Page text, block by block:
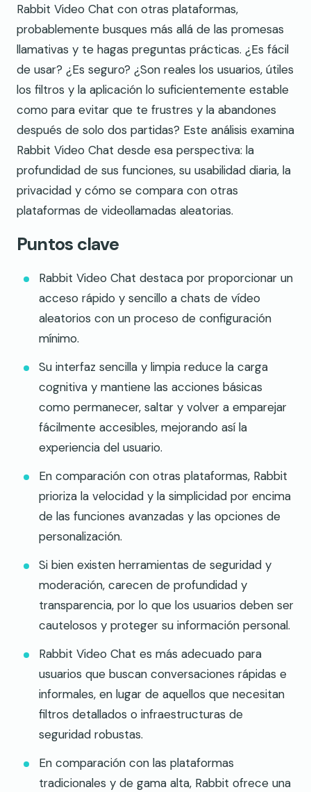
Rabbit Video Chat con otras plataformas,
probablemente busques más allá de las promesas
llamativas y te hagas preguntas prácticas. ¿Es fácil
de usar? ¿Es seguro? ¿Son reales los usuarios, útiles
los filtros y la aplicación lo suficientemente estable
como para evitar que te frustres y la abandones
después de solo dos partidas? Este análisis examina
Rabbit Video Chat desde esa perspectiva: la
profundidad de sus funciones, su usabilidad diaria, la
privacidad y cómo se compara con otras
plataformas de videollamadas aleatorias.
Puntos clave
Rabbit Video Chat destaca por proporcionar un
acceso rápido y sencillo a chats de vídeo
aleatorios con un proceso de configuración
mínimo.
Su interfaz sencilla y limpia reduce la carga
cognitiva y mantiene las acciones básicas
como permanecer, saltar y volver a emparejar
fácilmente accesibles, mejorando así la
experiencia del usuario.
En comparación con otras plataformas, Rabbit
prioriza la velocidad y la simplicidad por encima
de las funciones avanzadas y las opciones de
personalización.
Si bien existen herramientas de seguridad y
moderación, carecen de profundidad y
transparencia, por lo que los usuarios deben ser
cautelosos y proteger su información personal.
Rabbit Video Chat es más adecuado para
usuarios que buscan conversaciones rápidas e
informales, en lugar de aquellos que necesitan
filtros detallados o infraestructuras de
seguridad robustas.
En comparación con las plataformas
tradicionales y de gama alta, Rabbit ofrece una